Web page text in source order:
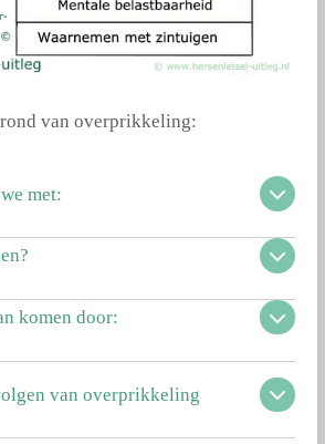
van overprikkeling:
met:
komen door:
van overprikkeling